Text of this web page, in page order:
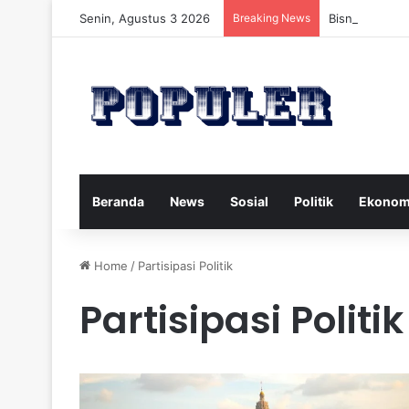
Senin, Agustus 3 2026 Breaking News Bisnis
Beranda News Sosial Politik
Home / Partisipasi Politik
Partisipasi Politik